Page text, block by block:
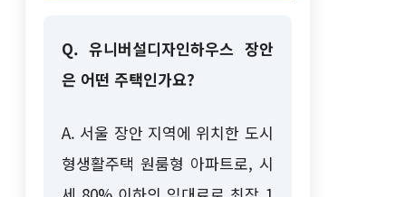
Q. 유니버설디자인하우스 장안
은 어떤 주택인가요?
A. 서울 장안 지역에 위치한 도시
형생활주택 원룸형 아파트로, 시